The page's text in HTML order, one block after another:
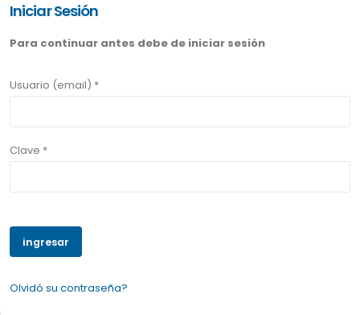
Iniciar Sesión
Para continuar antes debe de iniciar sesión
Usuario (email) *
Clave *
Olvidó su contraseña?